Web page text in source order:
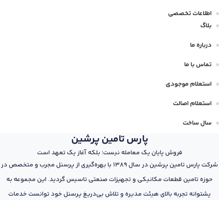
اطلاعات تخصصی
بلاگ
درباره ما
تماس با ما
استعلام موجودی
استعلام اصالت
سال ساخت
پارس تامین پرشین
فروش پایان یک معامله نیست؛ بلکه آغاز یک تعهد است
شرکت پارس تامین پرشین در سال 1389 با بهره‌گیری از پرسنل مجرب و متخصص در
حوزه تامین قطعات مکانیکی و تجهیزات صنعتی تاسیس گردید. این مجموعه به
پشتوانه تجربه بالای هیئت مدیره و تلاش بی‌دریغ پرسنل خود توانست خدمات